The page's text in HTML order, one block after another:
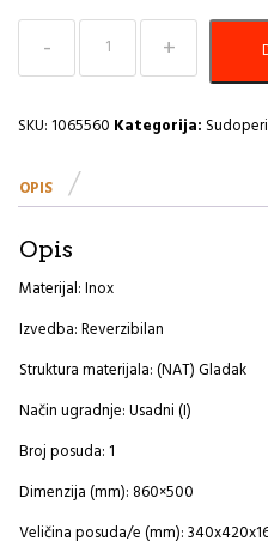
Sudoper
860x500
Line
A
SKU: 1065560 Kategorija: Sudoperi
OPIS
Opis
Materijal: Inox
Izvedba: Reverzibilan
Struktura materijala: (NAT) Gladak
Način ugradnje: Usadni (I)
Broj posuda: 1
Dimenzija (mm): 860×500
Veličina posuda/e (mm):